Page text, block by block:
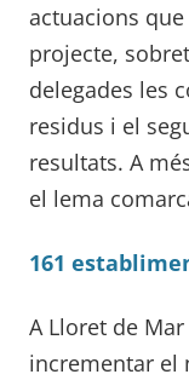
actuacions
projecte,
delegades les
residus i el
resultats. A
el lema
161
A Lloret de
incrementar el